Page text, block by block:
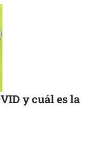
y cuál es la